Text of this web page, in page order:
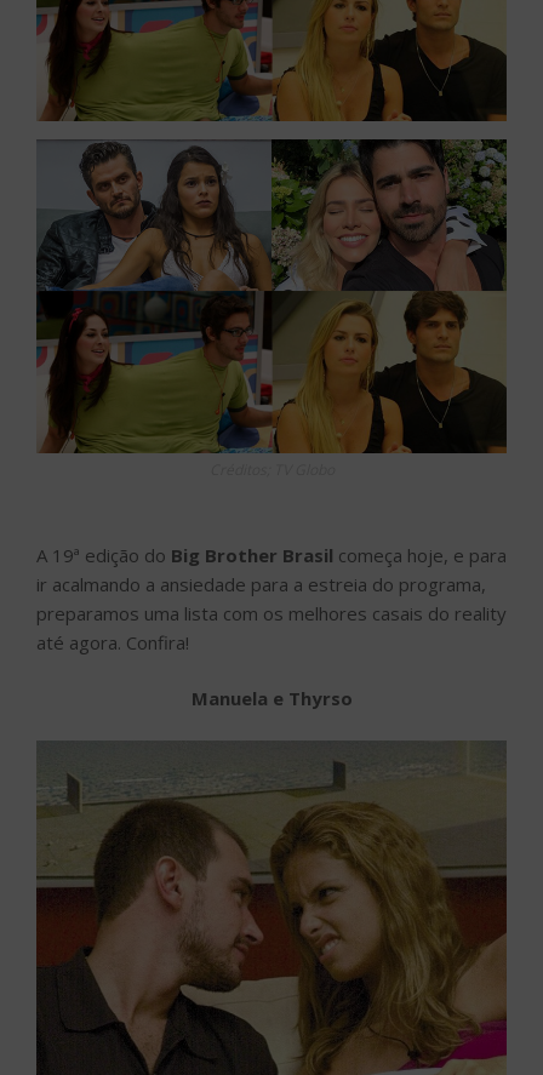
A 19ª edição do Big Brother Brasil começa hoje, e para
ir acalmando a ansiedade para a estreia do programa,
preparamos uma lista com os melhores casais do reality
até agora. Confira!
Manuela e Thyrso